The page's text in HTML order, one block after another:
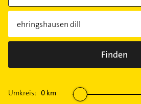
Finden
Umkreis: 0 km